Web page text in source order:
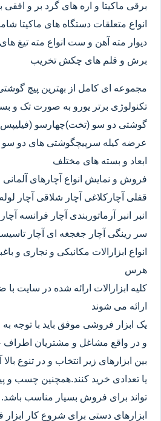
برقی ماکیتا و اره های گرد بر و
انواع متعلقات دستگاه های ماکیتا
دیوار مته آهن و ست انواع مته تیغ
برش و قلم های چکش تخریب
مجموعه ای کامل از بهترین پیچ
تکنولوژی برتر یورو به صورت تک و
گوشتی دو سو (تخت)چهارسو
عرضه کیله سرپیچگوشتی های دو سو
ابعاد و بسته های مختلف
فروش و نمایش انواع آچارهای آلمانی
قفلی آچارکلاغی آچار شلاقی آچار
انبر انبر آرماتوربندی آچار فرانسه
سر رینگی آچار جغجغه ای آچار
انواع ابزارالات مکانیکی و نجاری و
هرس
کلیه ابزارالات ارائه شده در سایت با
ارائه می شوند
یک ابزار فروشی موفق باید با توجه
و در واقع مشاغل و مشتریان اطراف
بین ابزارهای زیر انتخاب و در تنوع
یا تعدادی خرید کنند.همچنین چسب و
تواند برای فروش بسیار مناسب باشد.
ابزارهای دستی برای شروع کار